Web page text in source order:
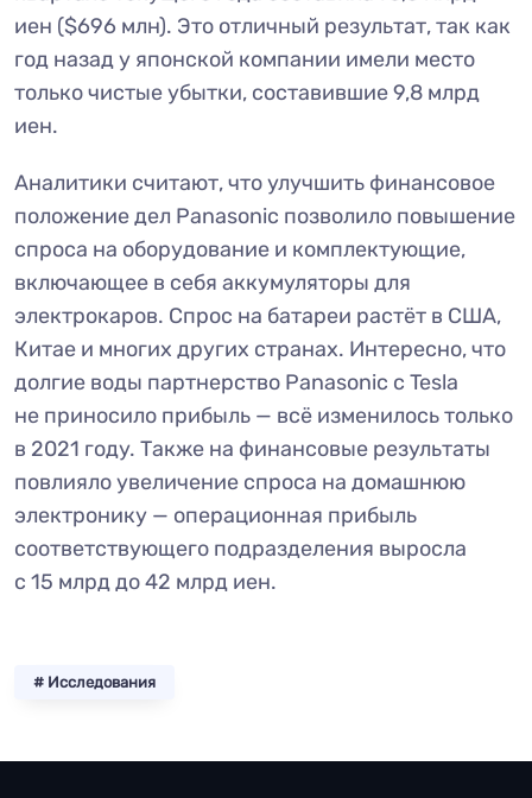
иен ($696 млн). Это отличный результат, так как
год назад у японской компании имели место
только чистые убытки, составившие 9,8 млрд
иен.
Аналитики считают, что улучшить финансовое
положение дел Panasonic позволило повышение
спроса на оборудование и комплектующие,
включающее в себя аккумуляторы для
электрокаров. Спрос на батареи растёт в США,
Китае и многих других странах. Интересно, что
долгие воды партнерство Panasonic с Tesla
не приносило прибыль — всё изменилось только
в 2021 году. Также на финансовые результаты
повлияло увеличение спроса на домашнюю
электронику — операционная прибыль
соответствующего подразделения выросла
с 15 млрд до 42 млрд иен.
# Исследования